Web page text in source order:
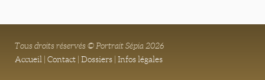
Tous droits réservés © Portrait Sépia 2026
Accueil
Contact Dossiers Infos légales